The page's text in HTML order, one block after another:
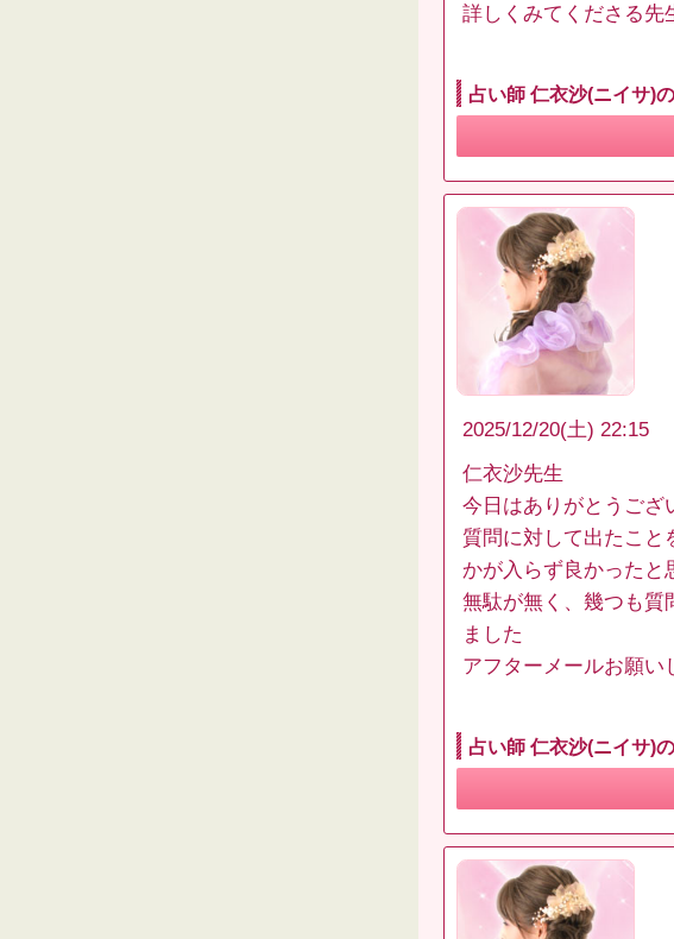
詳しくみてくださる先
占い師 仁衣沙(ニイサ)
2025/12/20(土) 22:15
仁衣沙先生
今日はありがとうござ
質問に対して出たこと
かが入らず良かったと
無駄が無く、幾つも質
ました
アフターメールお願い
占い師 仁衣沙(ニイサ)